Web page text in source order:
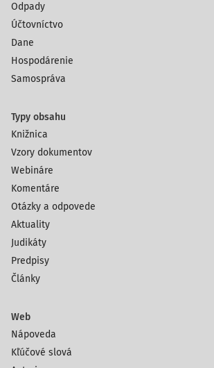
Odpady
Účtovníctvo
Dane
Hospodárenie
Samospráva
Typy obsahu
Knižnica
Vzory dokumentov
Webináre
Komentáre
Otázky a odpovede
Aktuality
Judikáty
Predpisy
Články
Web
Nápoveda
Kľúčové slová